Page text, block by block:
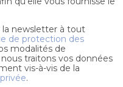
la newsletter à tout
de protection des
modalités de
traitons vos données
vis-à-vis de la
.